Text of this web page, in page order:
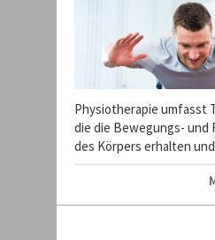
Physiotherapie umfasst
die die Bewegungs-
des Körpers erhalten und